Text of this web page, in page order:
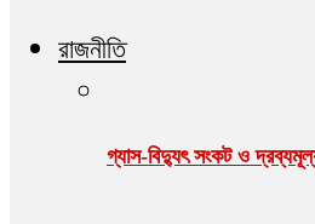
রাজনীতি
গ্যাস-বিদ্যুৎ সংকট ও দ্রব্যমূল্য